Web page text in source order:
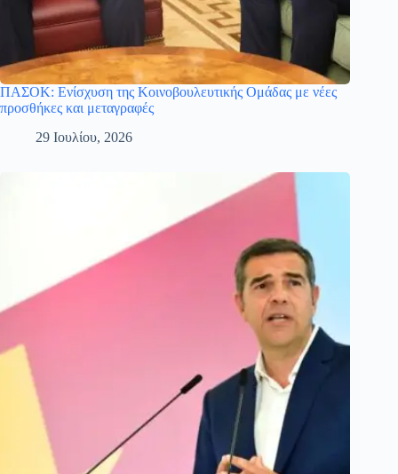
ΠΑΣΟΚ: Ενίσχυση της Κοινοβουλευτικής Ομάδας με νέες
προσθήκες και μεταγραφές
29 Ιουλίου, 2026